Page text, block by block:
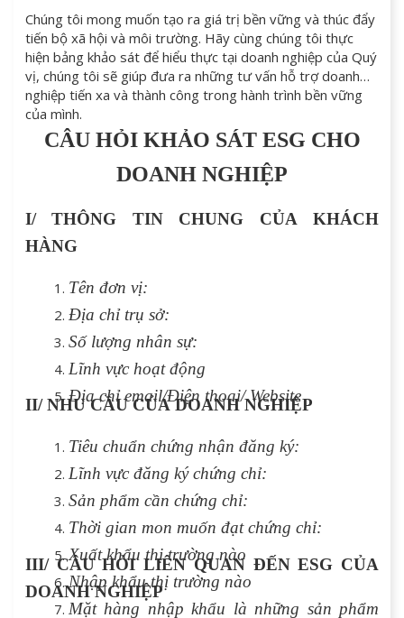
Chúng tôi mong muốn tạo ra giá trị bền vững và thúc đẩy
tiến bộ xã hội và môi trường. Hãy cùng chúng tôi thực
hiện bảng khảo sát để hiểu thực tại doanh nghiệp của Quý
vị, chúng tôi sẽ giúp đưa ra những tư vấn hỗ trợ doanh
nghiệp tiến xa và thành công trong hành trình bền vững
của mình.
CÂU HỎI KHẢO SÁT ESG CHO
DOANH NGHIỆP
I/ THÔNG TIN CHUNG CỦA KHÁCH
HÀNG
Tên đơn vị:
Địa chỉ trụ sở:
Số lượng nhân sự:
Lĩnh vực hoạt động
Địa chỉ email/Điện thoại/ Website
II/ NHU CẦU CỦA DOANH NGHIỆP
Tiêu chuẩn chứng nhận đăng ký:
Lĩnh vực đăng ký chứng chỉ:
Sản phẩm cần chứng chỉ:
Thời gian mon muốn đạt chứng chỉ:
Xuất khẩu thị trường nào
Nhập khẩu thị trường nào
Mặt hàng nhập khẩu là những sản phẩm
III/ CÂU HỎI LIÊN QUAN ĐẾN ESG CỦA
DOANH NGHIỆP